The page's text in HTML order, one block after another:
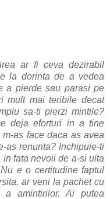
ar fi ceva dezirabil
la dorinta de a vedea
a pierde sau parasi pe
mult mai teribile decat
sa-ti pierzi mintile?
deja eforturi in a tine
as face daca as avea
as renunta? Inchipuie-ti
fata nevoii de a-si uita
e o certitudine faptul
ar veni la pachet cu
a amintirilor. Ai putea